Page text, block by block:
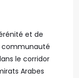
et de
communauté
le corridor
Arabes